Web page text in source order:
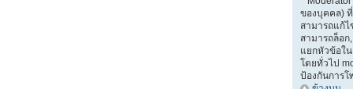
ของบุคคล)
สามารถแก้
สามารถล็อก
แยกหัวข้อใ
โดยทั่วไป
ป้องกันการ